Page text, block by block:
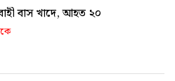
বাস খাদে, আহত ২০